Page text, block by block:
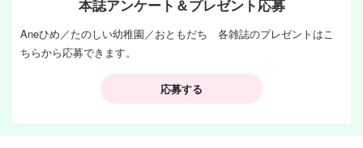
本誌アンケート＆プレゼント応募
Aneひめ／たのしい幼稚園／おともだち 各雑誌のプレゼントはこ
ちらから応募できます。
応募する